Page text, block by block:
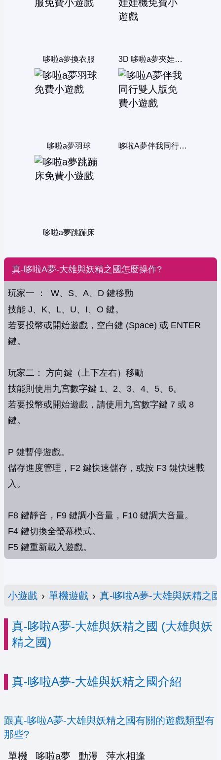
哆啦a夢換衣服 3D 哆啦a夢夾娃娃機
哆啦a夢羽球 哆啦A夢伴我同行雙人版
哆啦a夢跳蹦床
真-哆啦A夢-大雄與妖精之國怎麼操作?
玩家一 ： W、S、A、D 鍵移動
技能 J、K、L、U、I、O 鍵。
若要投幣或開始遊戲，空白鍵 (Space) 或 ENTER
鍵。
玩家二： 方向鍵（上下左右）移動
技能則使用九宮數字鍵 1、2、3、4、5、6。
若要投幣或開始遊戲，請使用九宮數字鍵 7 或 8
鍵。
P 鍵暫停遊戲。
儲存進度管理，F2 鍵快速儲存，或按 F3 鍵快速載
入。
F8 鍵靜音，F9 鍵調小音量，F10 鍵調大音量。
F4 鍵切換全螢幕模式。
F5 鍵重新載入遊戲。
小遊戲 › 單機遊戲 › 真-哆啦A夢-大雄與妖精之國
真-哆啦A夢-大雄與妖精之國 (大雄與妖
精之國)
真-哆啦A夢-大雄與妖精之國介紹
跟真-哆啦A夢-大雄與妖精之國有關的遊戲類型有
那些?
單機
哆啦a夢 動漫 萍水相逢